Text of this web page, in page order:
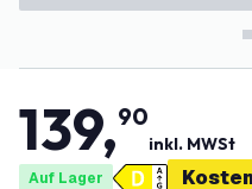
139,90
inkl. MWSt
Auf Lager